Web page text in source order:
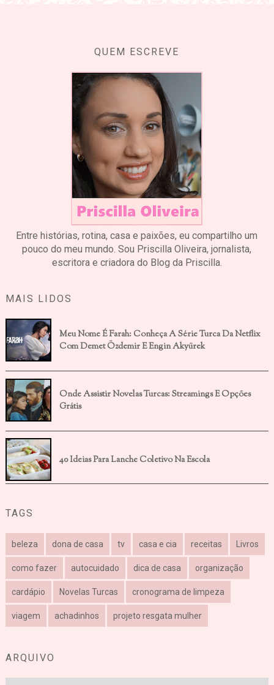
QUEM ESCREVE
Entre histórias, rotina, casa e paixões, eu compartilho um
pouco do meu mundo. Sou Priscilla Oliveira, jornalista,
escritora e criadora do Blog da Priscilla.
MAIS LIDOS
Meu Nome É Farah: Conheça A Série Turca Da Netflix
Com Demet Özdemir E Engin Akyürek
Onde Assistir Novelas Turcas: Streamings E Opções
Grátis
40 Ideias Para Lanche Coletivo Na Escola
TAGS
beleza dona de casa tv casa e cia receitas Livros
como fazer autocuidado dica de casa organização
cardápio Novelas Turcas cronograma de limpeza
viagem achadinhos projeto resgata mulher
ARQUIVO